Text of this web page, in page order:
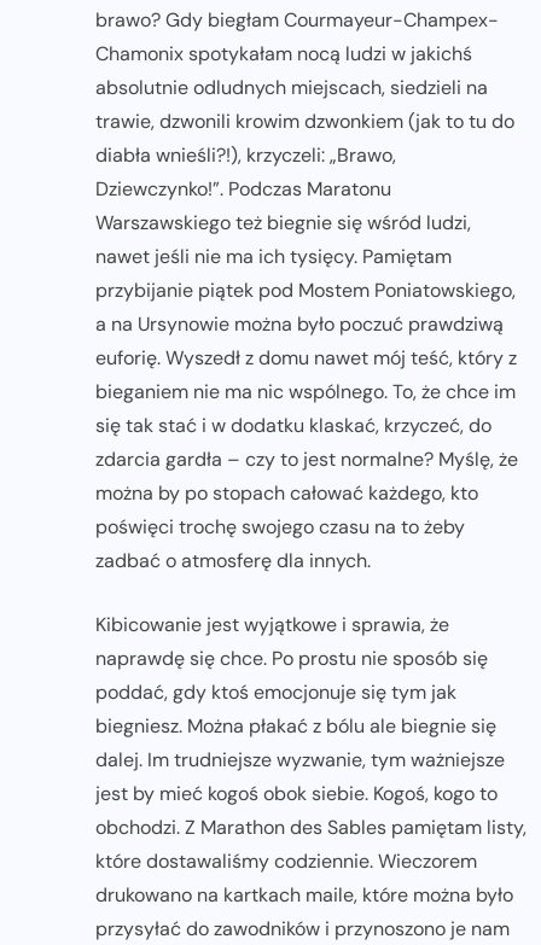
brawo? Gdy biegłam Courmayeur-Champex-
Chamonix spotykałam nocą ludzi w jakichś
absolutnie odludnych miejscach, siedzieli na
trawie, dzwonili krowim dzwonkiem (jak to tu do
diabła wnieśli?!), krzyczeli: „Brawo,
Dziewczynko!”. Podczas Maratonu
Warszawskiego też biegnie się wśród ludzi,
nawet jeśli nie ma ich tysięcy. Pamiętam
przybijanie piątek pod Mostem Poniatowskiego,
a na Ursynowie można było poczuć prawdziwą
euforię. Wyszedł z domu nawet mój teść, który z
bieganiem nie ma nic wspólnego. To, że chce im
się tak stać i w dodatku klaskać, krzyczeć, do
zdarcia gardła – czy to jest normalne? Myślę, że
można by po stopach całować każdego, kto
poświęci trochę swojego czasu na to żeby
zadbać o atmosferę dla innych.
Kibicowanie jest wyjątkowe i sprawia, że
naprawdę się chce. Po prostu nie sposób się
poddać, gdy ktoś emocjonuje się tym jak
biegniesz. Można płakać z bólu ale biegnie się
dalej. Im trudniejsze wyzwanie, tym ważniejsze
jest by mieć kogoś obok siebie. Kogoś, kogo to
obchodzi. Z Marathon des Sables pamiętam listy,
które dostawaliśmy codziennie. Wieczorem
drukowano na kartkach maile, które można było
przysyłać do zawodników i przynoszono je nam